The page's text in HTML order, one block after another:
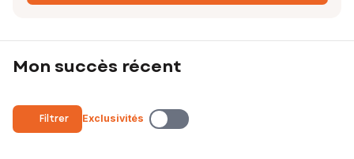
Mon succès récent
Filtrer Exclusivités